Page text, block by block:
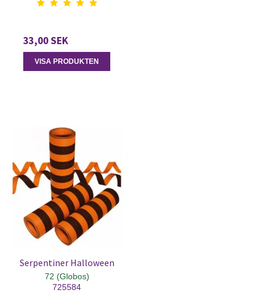
33,00 SEK
VISA PRODUKTEN
Serpentiner Halloween
72 (Globos)
725584